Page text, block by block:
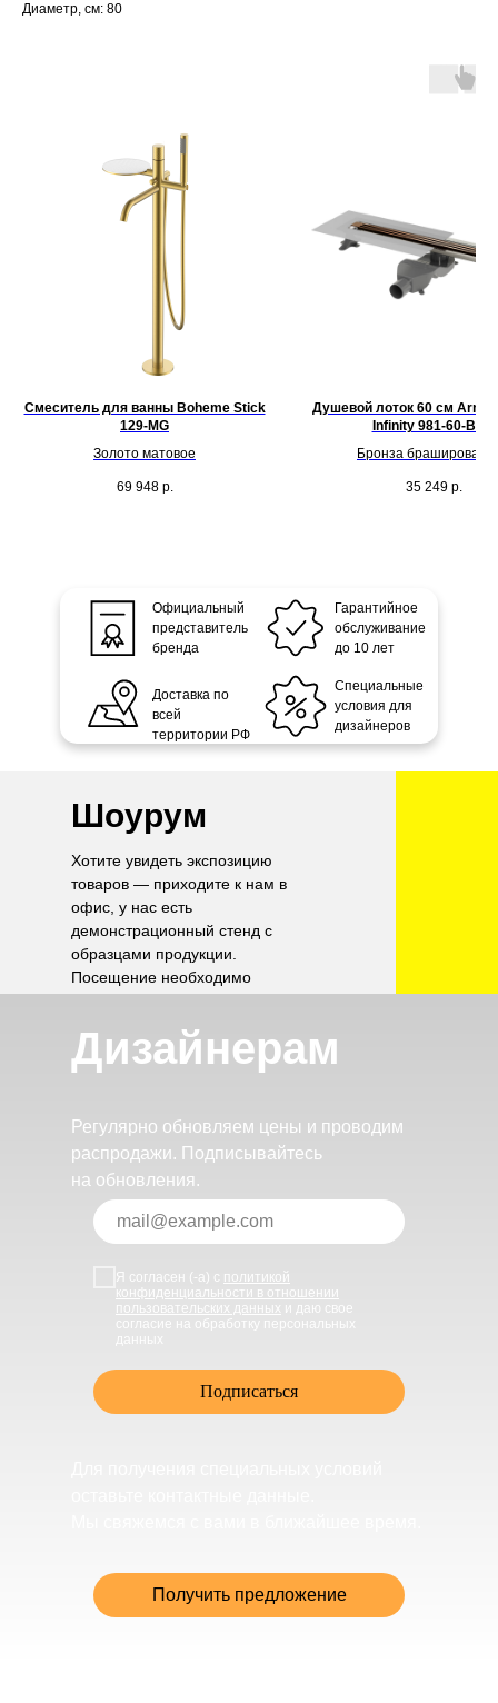
Диаметр, см: 80
Смеситель для ванны Boheme Stick
129-MG
Золото матовое
69 948 р.
Душевой лоток 60 см
Infinity 981-60-BRB
Бронза
35 249 р.
Официальный
представитель
бренда
Доставка по
всей
территории РФ
Гарантийное
обслуживание
до 10 лет
Специальные
условия для
дизайнеров
Шоурум
Хотите увидеть экспозицию
товаров — приходите к нам в
офис, у нас есть
демонстрационный стенд с
образцами продукции.
Посещение необходимо
Дизайнерам
Регулярно обновляем цены и проводим
распродажи. Подписывайтесь
на обновления.
Я согласен (-а) с политикой
конфиденциальности в отношении
пользовательских данных и даю свое
согласие на обработку персональных
данных
Подписаться
Получить предложение